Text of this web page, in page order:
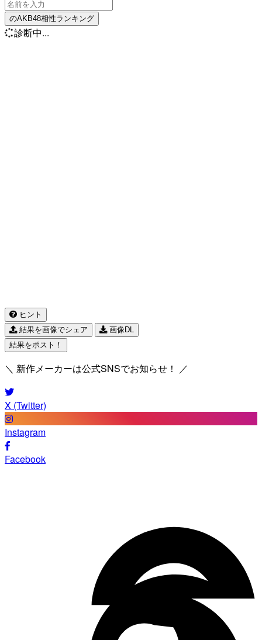
のAKB48相性ランキング
診断中...
ヒント
結果を画像でシェア
画像DL
結果をポスト！
＼ 新作メーカーは公式SNSでお知らせ！ ／
X (Twitter)
Instagram
Facebook